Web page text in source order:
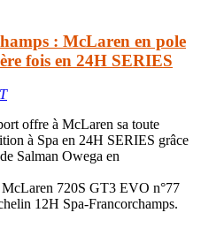
: McLaren en pole
fois en 24H SERIES
offre à McLaren sa toute
à Spa en 24H SERIES grâce
Salman Owega en
720S GT3 EVO n°77
12H Spa-Francorchamps.